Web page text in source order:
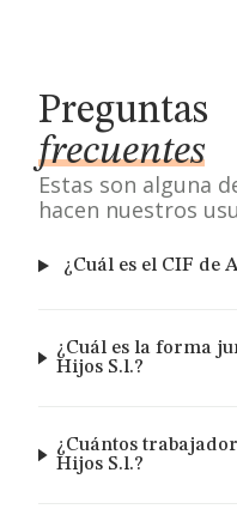
Preguntas
frecuentes
Estas son alguna
hacen nuestros
¿Cuál es el CIF de
¿Cuál es la forma
Hijos S.l.?
¿Cuántos
Hijos S.l.?